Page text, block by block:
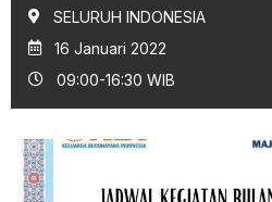
SELURUH INDONESIA
16 Januari 2022
09:00-16:30 WIB